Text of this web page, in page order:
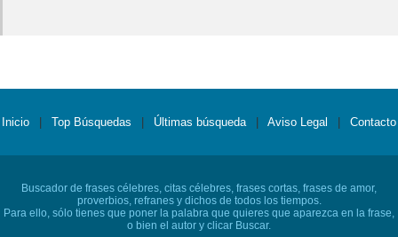
Inicio Top Búsquedas Últimas búsqueda Aviso Legal Contacto
Buscador de frases célebres, citas célebres, frases cortas, frases de amor,
proverbios, refranes y dichos de todos los tiempos.
Para ello, sólo tienes que poner la palabra que quieres que aparezca en la frase,
o bien el autor y clicar Buscar.